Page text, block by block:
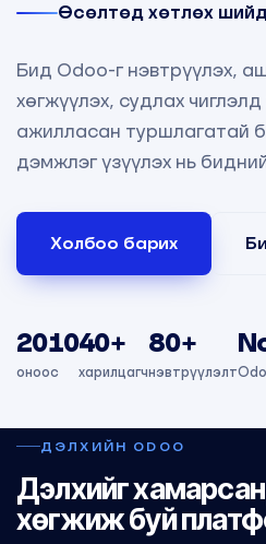
Өсөлтөд хөтлөх
Бид Odoo-г нэвтрүүлэх,
хөгжүүлэх, судлах
ажилласан туршлагатай
дэмжлэг үзүүлэх нь
Холбоо барих
2010
оноос
40+
харилцагч
80+
нэвтрүүлэлт
ДЭЛХИЙН ODOO
Дэлхийг хамарсан,
хөгжиж буй